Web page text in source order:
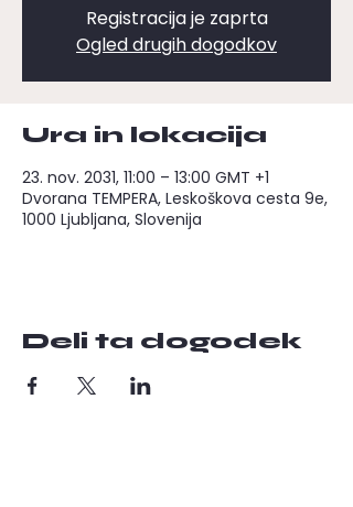
Registracija je zaprta
Ogled drugih dogodkov
Ura in lokacija
23. nov. 2031, 11:00 – 13:00 GMT +1
Dvorana TEMPERA, Leskoškova cesta 9e,
1000 Ljubljana, Slovenija
Deli ta dogodek